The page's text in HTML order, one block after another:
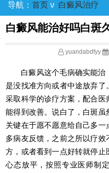
导航： 首页 ν 白癜风治疗
白癜风能治好吗白斑
yuandabdfyy
白癜风这个毛病确实能
是没找准方向或者中途放弃
采取科学的诊疗方案，配合
能得到改善。说白了，白斑虽
关键在于愿不愿意给自己多
多病友反馈，之前之所以疗
方，或者看到一点好转就停
心态放平，按照专业医师制